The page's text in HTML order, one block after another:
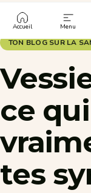
Accueil Menu
TON BLOG SUR LA
ce qui
tes